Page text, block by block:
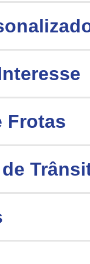
Frotas